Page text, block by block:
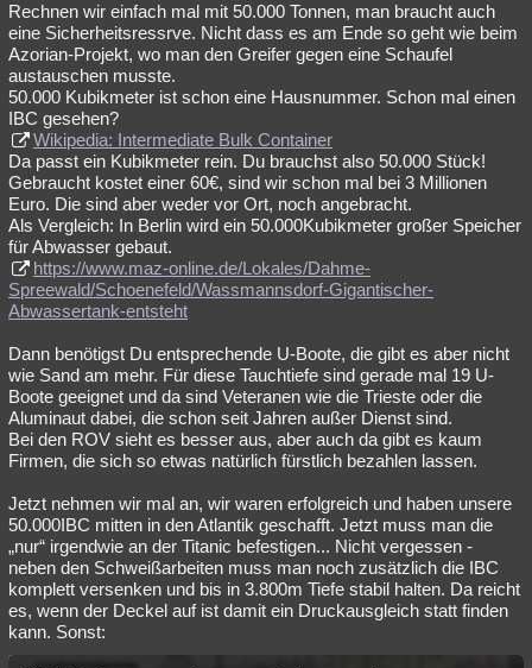
Rechnen wir einfach mal mit 50.000 Tonnen, man braucht auch
eine Sicherheitsressrve. Nicht dass es am Ende so geht wie beim
Azorian-Projekt, wo man den Greifer gegen eine Schaufel
austauschen musste.
50.000 Kubikmeter ist schon eine Hausnummer. Schon mal einen
IBC gesehen?
Wikipedia: Intermediate Bulk Container
Da passt ein Kubikmeter rein. Du brauchst also 50.000 Stück!
Gebraucht kostet einer 60€, sind wir schon mal bei 3 Millionen
Euro. Die sind aber weder vor Ort, noch angebracht.
Als Vergleich: In Berlin wird ein 50.000Kubikmeter großer Speicher
für Abwasser gebaut.
https://www.maz-online.de/Lokales/Dahme-
Spreewald/Schoenefeld/Wassmannsdorf-Gigantischer-
Abwassertank-entsteht
Dann benötigst Du entsprechende U-Boote, die gibt es aber nicht
wie Sand am mehr. Für diese Tauchtiefe sind gerade mal 19 U-
Boote geeignet und da sind Veteranen wie die Trieste oder die
Aluminaut dabei, die schon seit Jahren außer Dienst sind.
Bei den ROV sieht es besser aus, aber auch da gibt es kaum
Firmen, die sich so etwas natürlich fürstlich bezahlen lassen.
Jetzt nehmen wir mal an, wir waren erfolgreich und haben unsere
50.000IBC mitten in den Atlantik geschafft. Jetzt muss man die
„nur“ irgendwie an der Titanic befestigen... Nicht vergessen -
neben den Schweißarbeiten muss man noch zusätzlich die IBC
komplett versenken und bis in 3.800m Tiefe stabil halten. Da reicht
es, wenn der Deckel auf ist damit ein Druckausgleich statt finden
kann. Sonst: